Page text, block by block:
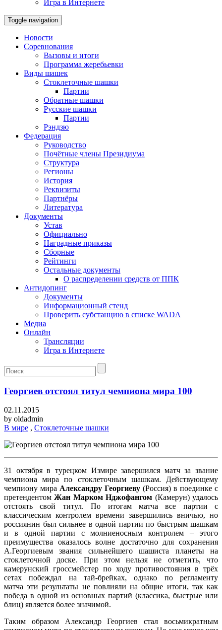
Игра в Интернете
Toggle navigation
Новости
Соревнования
Вызовы и итоги
Программа жеребьевки
Виды шашек
Стоклеточные шашки
Партии
Обратные шашки
Русские шашки
Партии
Рэндзю
Федерация
Руководство
Почётные члены Президиума
Структура
Регионы
История
Реквизиты
Партнёры
Литература
Документы
Устав
Официально
Наградные приказы
Сборные
Рейтинги
Остальные документы
О распределении средств от ППК
Антидопинг
Документы
Информационный стенд
Проверить субстанцию в списке WADA
Медиа
Онлайн
Трансляции
Игра в Интернете
Георгиев отстоял титул чемпиона мира 100
02.11.2015
by oldadmin
В мире , Стоклеточные шашки
31 октября в турецком Измире завершился матч за звание
чемпиона мира по стоклеточным шашкам. Действующему
чемпиону мира Александру Георгиеву (Россия) в поединке с
претендентомЖан Марком Нджофангом (Камерун) удалось
отстоять свой титул. По итогам матча все партии с
классическим контролем времени завершились вничью, но
россиянин был сильнее в одной партии по быстрым шашкам
и в одной партии с молниеносным контролем – этого
преимущества оказалось волне достаточно для сохранения
А.Георгиевым звания сильнейшего шашиста планеты на
стоклеточной доске. При этом нельзя не отметить, что
камерунский гроссмейстер по ходу противостояния в трёх
сетах побеждал на тай-брейках, однако по регламенту
матча эти результаты не повлияли на общие итоги, так как
победа в одной из основных партий (классика, быстрые или
блиц) является более значимой.
Таким образом Александр Георгиев стал восьмикратным